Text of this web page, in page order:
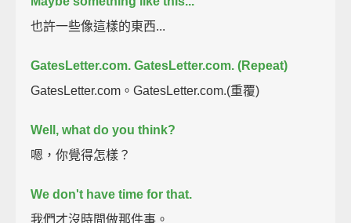
也許一些像這樣的東西...
GatesLetter.com. GatesLetter.com. (Repeat)
GatesLetter.com。GatesLetter.com.(重覆)
Well, what do you think?
嗯，你覺得怎樣？
We don't have time for that.
我們才沒時間做那件事。